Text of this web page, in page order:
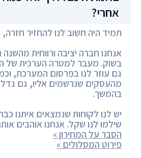
אחרי?
תמיד היה חשוב לנו להחזיר חזרה,
אנחנו חברה יציבה ורווחית
בשוק. מעבר למטרה הערכית של
גם עוזר לנו בפרסום המערכת,
מהעסקים שנרשמים אליו, גם
בהמשך.
יש לנו לקוחות שנמצאים איתנו
שילמו לנו שקל. אנחנו אוהבים
הסבר על המחירון »
פירוט המסלולים »